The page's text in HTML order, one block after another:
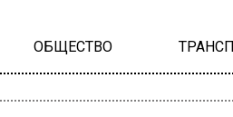
ОБЩЕСТВО